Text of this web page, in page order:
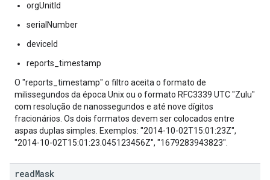
orgUnitId
serialNumber
deviceId
reports_timestamp
O "reports_timestamp" o filtro aceita o formato de
milissegundos da época Unix ou o formato RFC3339 UTC "Zulu"
com resolução de nanossegundos e até nove dígitos
fracionários. Os dois formatos devem ser colocados entre
aspas duplas simples. Exemplos: "2014-10-02T15:01:23Z",
"2014-10-02T15:01:23.045123456Z", "1679283943823".
readMask